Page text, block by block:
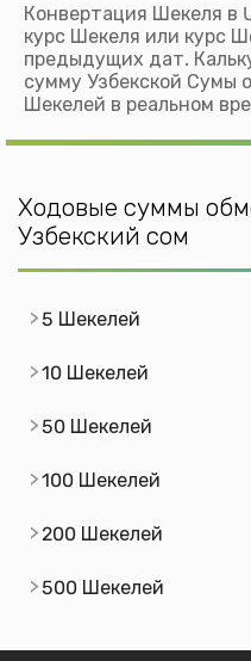
Конвертация Шекеля в
курс Шекеля или курс
предыдущих дат.
сумму Узбекской Сумы
Шекелей в реальном
Ходовые суммы
Узбекский сом
5 Шекелей
10 Шекелей
50 Шекелей
100 Шекелей
200 Шекелей
500 Шекелей